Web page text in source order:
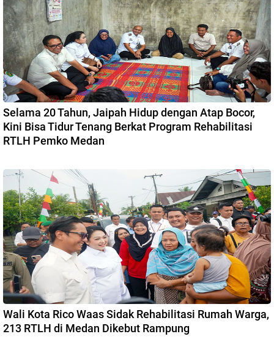
Selama 20 Tahun, Jaipah Hidup dengan Atap Bocor,
Kini Bisa Tidur Tenang Berkat Program Rehabilitasi
RTLH Pemko Medan
Wali Kota Rico Waas Sidak Rehabilitasi Rumah Warga,
213 RTLH di Medan Dikebut Rampung